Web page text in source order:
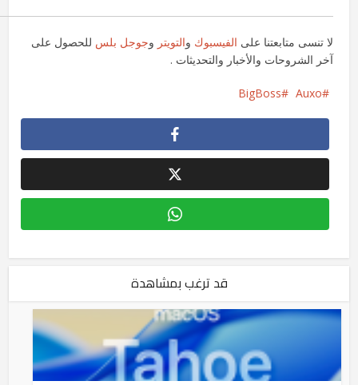
لا تنسى متابعتنا على الفيسبوك والتويتر وجوجل بلس للحصول على
آخر الشروحات والأخبار والتحديثات .
Auxo
BigBoss
قد ترغب بمشاهدة